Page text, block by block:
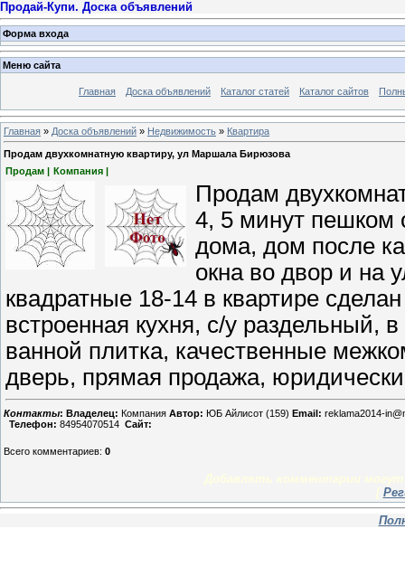
Продай-Купи. Доска объявлений
Форма входа
Меню сайта
Главная Доска объявлений Каталог статей Каталог сайтов
Главная » Доска объявлений » Недвижимость » Квартира
Продам двухкомнатную квартиру, ул Маршала Бирюзова
Продам | Компания |
Продам
4, 5 минут пешком
дома, дом после
окна во двор и на
квадратные 18-14 в квартире
встроенная кухня, с/у раздельный,
ванной плитка, качественные
дверь, прямая продажа,
Контакты: Владелец: Компания Автор: ЮБ Айлисот (159) Email: reklama2014-
Телефон: 84954070514 Сайт:
Всего комментариев: 0